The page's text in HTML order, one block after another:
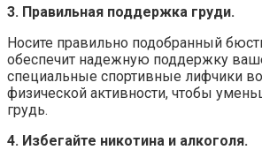
3. Правильная поддержка груди.
Носите правильно подобранный
обеспечит надежную поддержку
специальные спортивные лифчики
физической активности, чтобы
грудь.
4. Избегайте никотина и алкоголя.